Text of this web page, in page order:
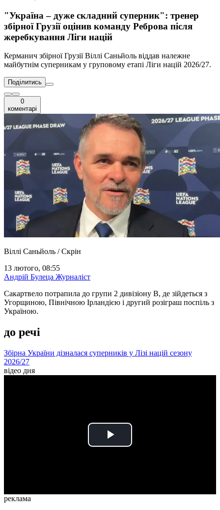
"Україна – дуже складний суперник": тренер
збірної Грузії оцінив команду Реброва після
жеребкування Ліги націй
Керманич збірної Грузії Віллі Саньйоль віддав належне
майбутнім суперникам у груповому етапі Ліги націй 2026/27.
Поділитись
0
коментарі
Віллі Саньйоль / Скрін
13 лютого, 08:55
Андрій Булеца Журналіст
Сакартвело потрапила до групи 2 дивізіону В, де зійдеться з
Угорщиною, Північною Ірландією і другий розіграш поспіль з
Україною.
до речі
Збірна України дізналася суперників у Лізі націй сезону
2026/27
відео дня
Play
реклама